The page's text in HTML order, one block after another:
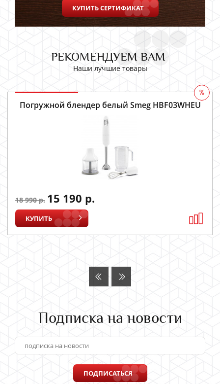
КУПИТЬ СЕРТИФИКАТ
РЕКОМЕНДУЕМ ВАМ
Наши лучшие товары
%
Погружной блендер белый Smeg HBF03WHEU
18 990 р. 15 190 р.
КУПИТЬ
Подписка на новости
ПОДПИСАТЬСЯ